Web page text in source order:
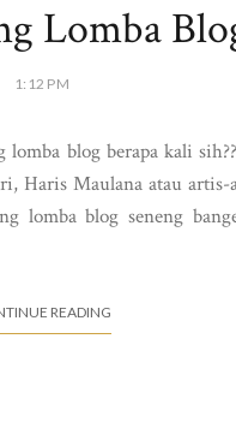
Lomba
1:12 PM
blog berapa kali
Maulana atau artis-
lomba blog seneng
READING